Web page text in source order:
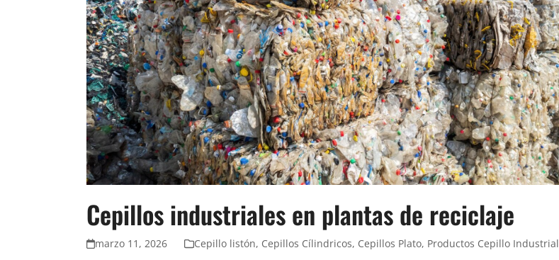
Cepillos industriales en plantas de reciclaje
marzo 11, 2026 Cepillo listón, Cepillos Cílindricos, Cepillos Plato, Productos Cepillo Industrial